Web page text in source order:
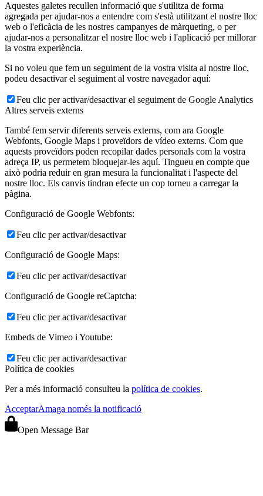
Aquestes galetes recullen informació que s'utilitza de forma
agregada per ajudar-nos a entendre com s'està utilitzant el nostre lloc
web o l'eficàcia de les nostres campanyes de màrqueting, o per
ajudar-nos a personalitzar el nostre lloc web i l'aplicació per millorar
la vostra experiència.
Si no voleu que fem un seguiment de la vostra visita al nostre lloc,
podeu desactivar el seguiment al vostre navegador aquí:
Feu clic per activar/desactivar el seguiment de Google Analytics
Altres serveis externs
També fem servir diferents serveis externs, com ara Google
Webfonts, Google Maps i proveïdors de vídeo externs. Com que
aquests proveïdors poden recopilar dades personals com la vostra
adreça IP, us permetem bloquejar-les aquí. Tingueu en compte que
això podria reduir en gran mesura la funcionalitat i l'aspecte del
nostre lloc. Els canvis tindran efecte un cop torneu a carregar la
pàgina.
Configuració de Google Webfonts:
Feu clic per activar/desactivar
Configuració de Google Maps:
Feu clic per activar/desactivar
Configuració de Google reCaptcha:
Feu clic per activar/desactivar
Embeds de Vimeo i Youtube:
Feu clic per activar/desactivar
Política de cookies
Per a més informació consulteu la política de cookies.
AcceptarAmaga només la notificació
Open Message Bar